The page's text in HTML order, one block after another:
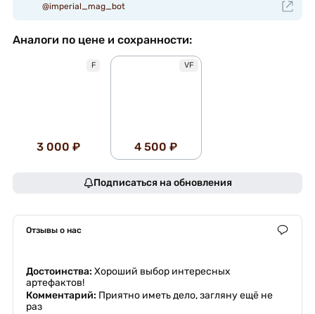
@imperial_mag_bot
Аналоги по цене и сохранности:
F
3 000 ₽
VF
4 500 ₽
Подписаться на обновления
Отзывы о нас
Достоинства: Хороший выбор интересных
артефактов!
Комментарий: Приятно иметь дело, загляну ещё не
раз